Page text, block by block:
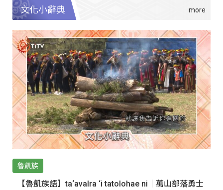
文化小辭典
魯凱族
【魯凱族語】ta‘avalra ‘i tatolohae ni｜萬山部落勇士